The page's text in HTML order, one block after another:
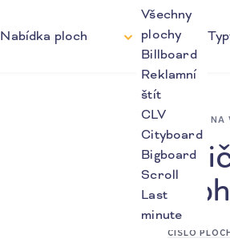
Nabídka ploch
Všechny
plochy
Billboard
Reklamní
štít
CLV
Cityboard
Bigboard
Scroll
Last
minute
ZPĚT
ČÍSLO